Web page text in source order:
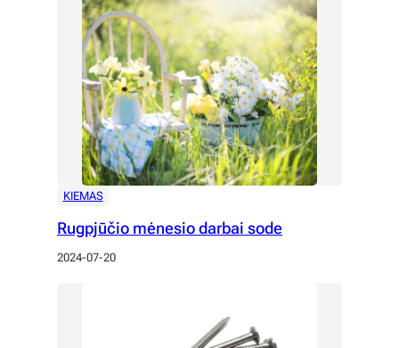
KIEMAS
Rugpjūčio mėnesio darbai sode
2024-07-20